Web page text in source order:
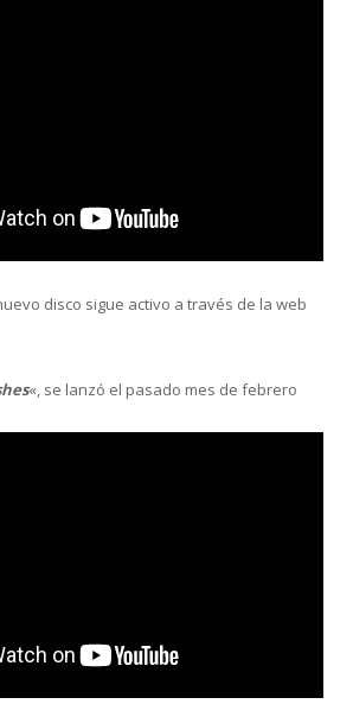
disco sigue activo a través de la web
«, se lanzó el pasado mes de febrero